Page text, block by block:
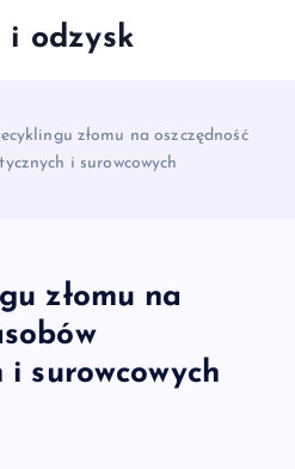
i odzysk
złomu na oszczędność
i surowcowych
złomu na
i surowcowych